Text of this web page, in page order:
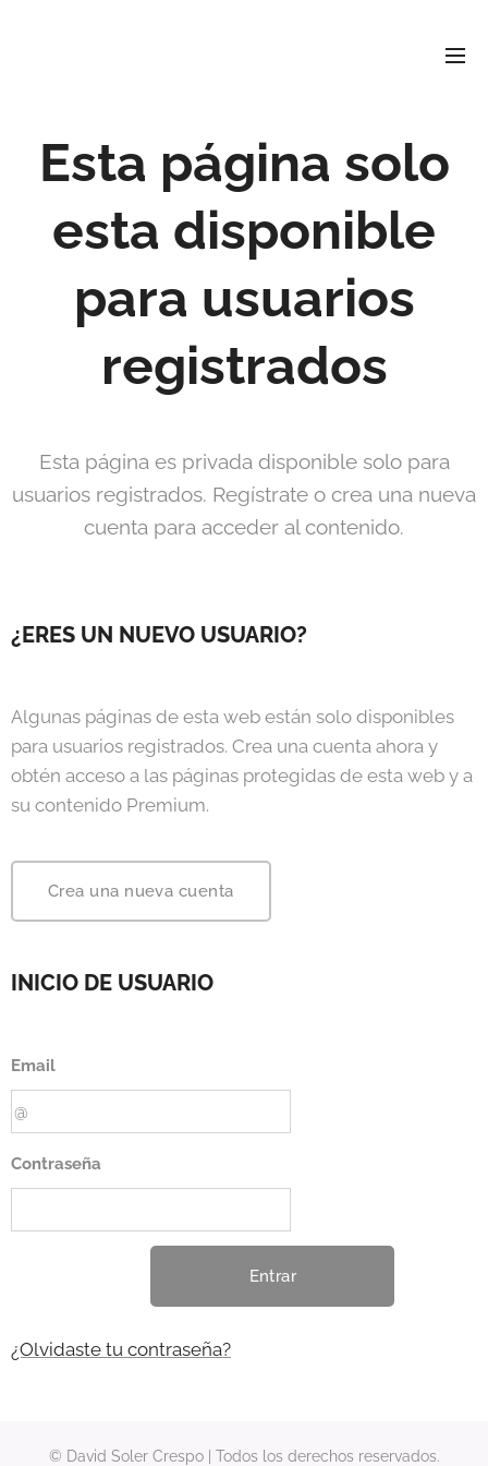
Esta página solo
esta disponible
para usuarios
registrados
Esta página es privada disponible solo para
usuarios registrados. Regístrate o crea una nueva
cuenta para acceder al contenido.
¿ERES UN NUEVO USUARIO?
Algunas páginas de esta web están solo disponibles
para usuarios registrados. Crea una cuenta ahora y
obtén acceso a las páginas protegidas de esta web y a
su contenido Premium.
Crea una nueva cuenta
INICIO DE USUARIO
Email
Contraseña
Entrar
¿Olvidaste tu contraseña?
© David Soler Crespo | Todos los derechos reservados.